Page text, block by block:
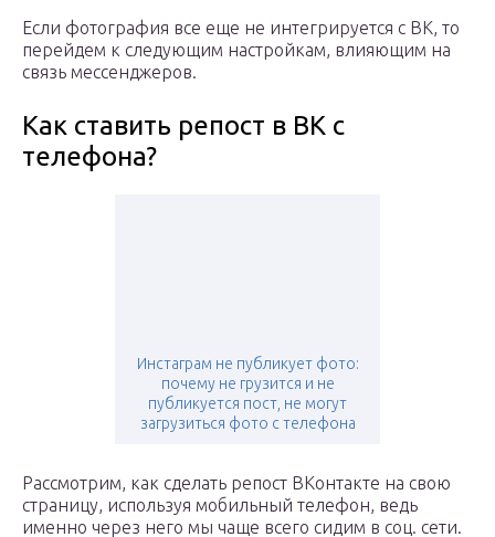
Если фотография все еще не интегрируется с ВК, то
перейдем к следующим настройкам, влияющим на
связь мессенджеров.
Как ставить репост в ВК с
телефона?
Инстаграм не публикует фото:
почему не грузится и не
публикуется пост, не могут
загрузиться фото с телефона
Рассмотрим, как сделать репост ВКонтакте на свою
страницу, используя мобильный телефон, ведь
именно через него мы чаще всего сидим в соц. сети.